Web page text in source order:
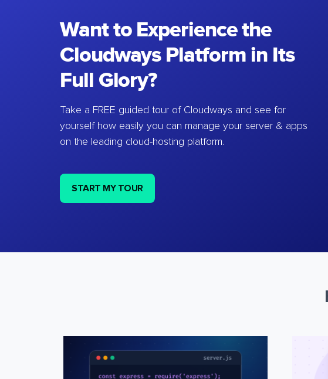
Want to Experience the
Cloudways Platform in Its
Full Glory?
Take a FREE guided tour of Cloudways and see for
yourself how easily you can manage your server & apps
on the leading cloud-hosting platform.
START MY TOUR